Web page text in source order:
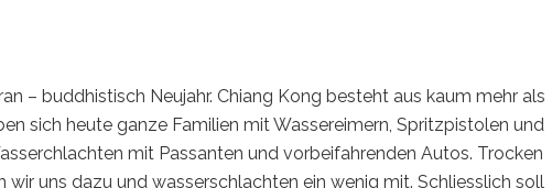
– buddhistisch Neujahr. Chiang Kong besteht aus kaum mehr als
sich heute ganze Familien mit Wassereimern, Spritzpistolen und
mit Passanten und vorbeifahrenden Autos. Trocken
uns dazu und wasserschlachten ein wenig mit. Schliesslich soll